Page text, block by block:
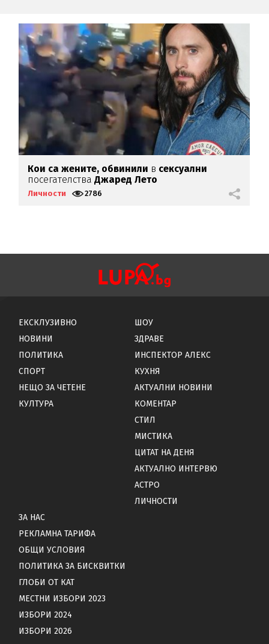
Кои са жените, обвинили в сексуални
посегателстваДжаред Лето
Личности 2786
ЕКСКЛУЗИВНО
НОВИНИ
ПОЛИТИКА
СПОРТ
НЕЩО ЗА ЧЕТЕНЕ
КУЛТУРА
ШОУ
ЗДРАВЕ
ИНСПЕКТОР АЛЕКС
КУХНЯ
АКТУАЛНИ НОВИНИ
КОМЕНТАР
СТИЛ
МИСТИКА
ЦИТАТ НА ДЕНЯ
АКТУАЛНО ИНТЕРВЮ
АСТРО
ЛИЧНОСТИ
ЗА НАС
РЕКЛАМНА ТАРИФА
ОБЩИ УСЛОВИЯ
ПОЛИТИКА ЗА БИСКВИТКИ
ГЛОБИ ОТ КАТ
МЕСТНИ ИЗБОРИ 2023
ИЗБОРИ 2024
ИЗБОРИ 2026